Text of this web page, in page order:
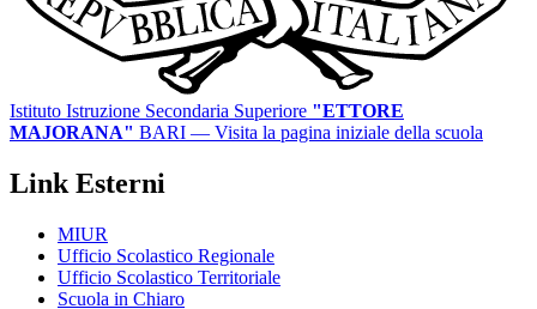
Istituto Istruzione Secondaria Superiore "ETTORE
MAJORANA" BARI — Visita la pagina iniziale della scuola
Link Esterni
MIUR
Ufficio Scolastico Regionale
Ufficio Scolastico Territoriale
Scuola in Chiaro